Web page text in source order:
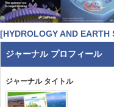
[HYDROLOGY AND EARTH
ジャーナル プロフィール
ジャーナル タイトル